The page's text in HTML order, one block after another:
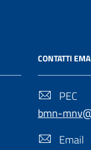
CONTATTI
PEC
bmn-
Email